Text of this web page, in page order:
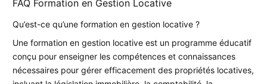
FAQ Formation en Gestion Locative
Qu’est-ce qu’une formation en gestion locative ?
Une formation en gestion locative est un programme éducatif
conçu pour enseigner les compétences et connaissances
nécessaires pour gérer efficacement des propriétés locatives,